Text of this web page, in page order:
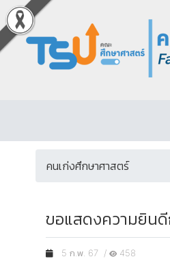
คนเก่งศึกษาศาสตร์
ขอแสดงความยิน
5 ก.พ. 67 / 458